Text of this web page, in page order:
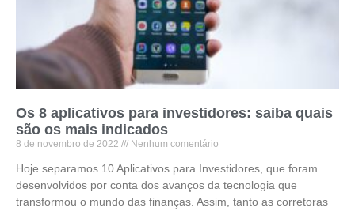
Os 8 aplicativos para investidores: saiba quais
são os mais indicados
8 de novembro de 2022 Nenhum comentário
Hoje separamos 10 Aplicativos para Investidores, que foram
desenvolvidos por conta dos avanços da tecnologia que
transformou o mundo das finanças. Assim, tanto as corretoras